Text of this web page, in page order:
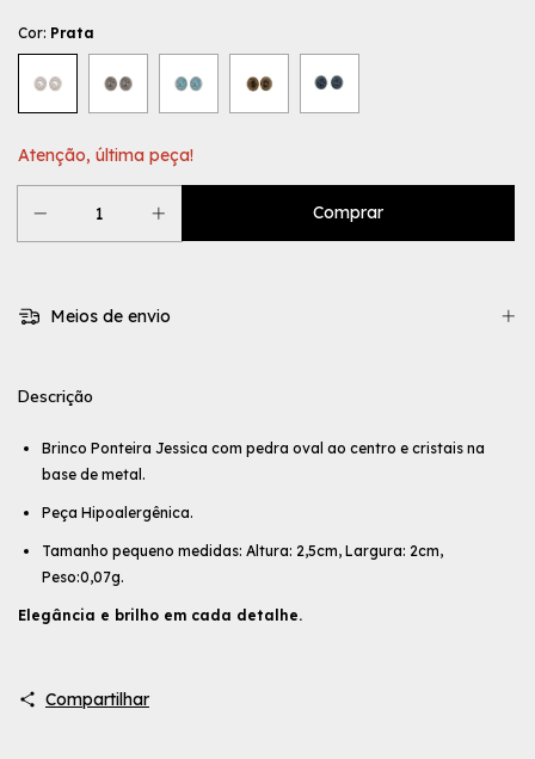
Cor: Prata
Atenção, última peça!
Meios de envio
Descrição
Brinco Ponteira Jessica com pedra oval ao centro e cristais na
base de metal.
Peça Hipoalergênica.
Tamanho pequeno medidas: Altura: 2,5cm, Largura: 2cm,
Peso:0,07g.
Elegância e brilho em cada detalhe.
Compartilhar